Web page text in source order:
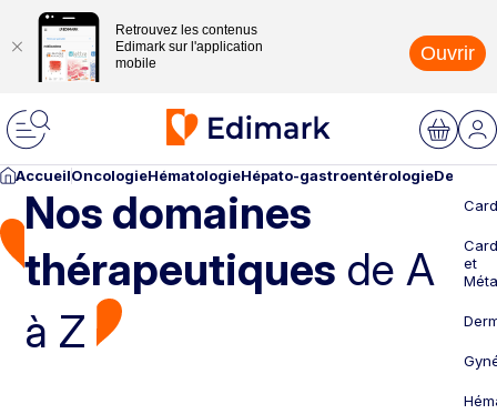
Retrouvez les contenus
Edimark sur l'application
mobile
Ouvrir
AccueilOncologieHématologieHépato-gastroentérologie
Nos domaines
thérapeutiques de A
à Z
et